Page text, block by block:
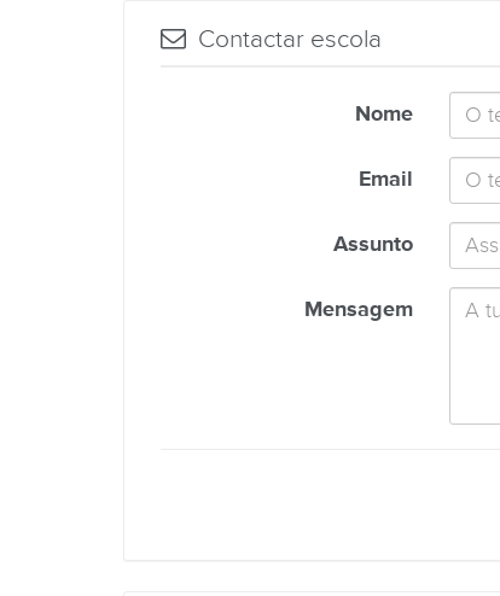
Contactar escola
Nome
Email
Assunto
Mensagem